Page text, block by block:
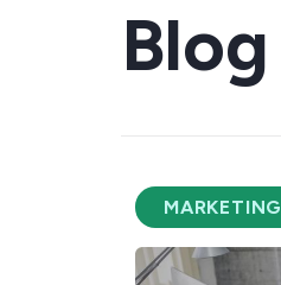
Blog
MARKETING